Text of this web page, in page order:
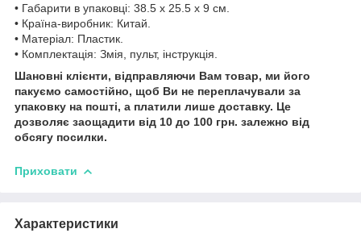
• Габарити в упаковці: 38.5 x 25.5 x 9 см.
• Країна-виробник: Китай.
• Матеріал: Пластик.
• Комплектація: Змія, пульт, інструкція.
Шановні клієнти, відправляючи Вам товар, ми його
пакуємо самостійно, щоб Ви не переплачували за
упаковку на пошті, а платили лише доставку. Це
дозволяє заощадити від 10 до 100 грн. залежно від
обсягу посилки.
Приховати
Характеристики